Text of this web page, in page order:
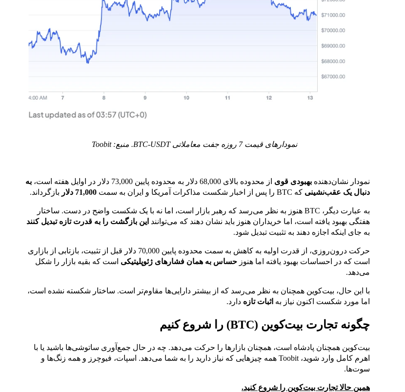
نمودارهای قیمت 7 روزه جفت معاملاتی BTC-USDT. منبع: Toobit
نمودار نشان‌دهنده بهبودی قوی از محدوده بالای 68,000 دلار به محدوده پایین 73,000 دلار در اوایل هفته است،
به
دنبال یک عقب‌نشینی که BTC را پس از اخبار شکست مذاکرات آمریکا و ایران به سمت 71,000 دلار بازگرداند.
به عبارت دیگر، BTC هنوز به نظر می‌رسد که رهبر بازار است، اما نه با یک شکست واضح در دست. ساختار
هفتگی بهبود یافته است، اما خریداران هنوز باید نشان دهند که می‌توانند این بازگشت را به قدرت تازه تبدیل کنند
به جای اینکه اجازه دهند به تثبیت تبدیل شود.
حرکت درون‌روزی، از قدرت اولیه به کاهش به سمت محدوده پایین 70,000 دلار قبل از تثبیت، بازتابی از بازاری
است که در احساسات بهبود یافته اما هنوز حساس به همان فشارهای ژئوپلیتیکی است که بقیه بازار را شکل
می‌دهد.
با این حال، بیت‌کوین همچنان به نظر می‌رسد که از بیشتر دارایی‌ها مقاوم‌تر است. ساختار شکسته نشده است،
اما مورد شکست اکنون نیاز به اثبات تازه دارد.
چگونه تجارت بیت‌کوین (BTC) را شروع کنیم
بیت‌کوین همچنان پادشاه است، همچنان بازارها را حرکت می‌دهد. چه در حال جمع‌آوری ساتوشی‌ها باشید یا با
اهرم کامل وارد شوید، Toobit همه چیزهایی که نیاز دارید را به شما می‌دهد. اسپات، فیوچرز و همه زنگ‌ها و
سوت‌ها.
همین حالا تجارت بیت‌کوین را شروع کنید.